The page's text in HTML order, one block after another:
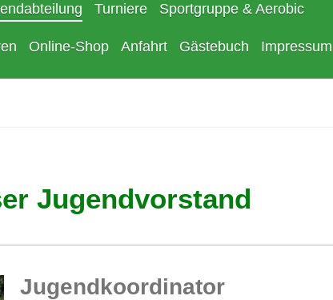
Turniere Sportgruppe & Aerobic
Online-Shop Anfahrt Gästebuch Impressum
Jugendvorstand
Jugendkoordinator